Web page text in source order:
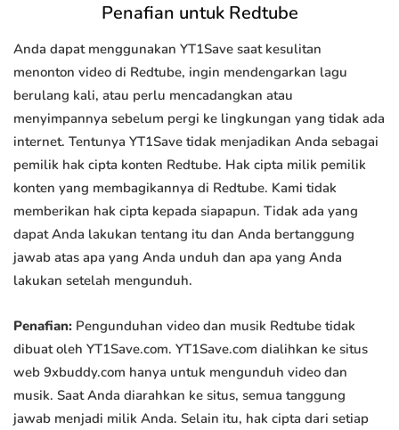
Penafian untuk Redtube
Anda dapat menggunakan YT1Save saat kesulitan
menonton video di Redtube, ingin mendengarkan lagu
berulang kali, atau perlu mencadangkan atau
menyimpannya sebelum pergi ke lingkungan yang tidak ada
internet. Tentunya YT1Save tidak menjadikan Anda sebagai
pemilik hak cipta konten Redtube. Hak cipta milik pemilik
konten yang membagikannya di Redtube. Kami tidak
memberikan hak cipta kepada siapapun. Tidak ada yang
dapat Anda lakukan tentang itu dan Anda bertanggung
jawab atas apa yang Anda unduh dan apa yang Anda
lakukan setelah mengunduh.
Penafian: Pengunduhan video dan musik Redtube tidak
dibuat oleh YT1Save.com. YT1Save.com dialihkan ke situs
web 9xbuddy.com hanya untuk mengunduh video dan
musik. Saat Anda diarahkan ke situs, semua tanggung
jawab menjadi milik Anda. Selain itu, hak cipta dari setiap